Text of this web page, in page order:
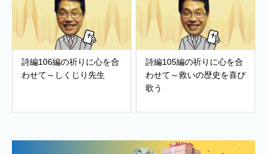
詩編106編の祈りに心を合
わせて～しくじり先生
詩編105編の祈りに心を合
わせて～救いの歴史を喜び
歌う